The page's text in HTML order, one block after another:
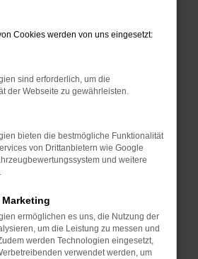
Tipps, die dir helfen
Firewall und deine
Browsererweiterungen.
wie
verhindern.
Seite in einem anderen
in einem privaten Fenster?
Cookies werden von uns eingesetzt:
sind erforderlich, um die
der Webseite zu gewährleisten.
bieten die bestmögliche Funktionalität
von Drittanbietern wie Google
und weitere
ermöglichen es uns, die Nutzung der
um die Leistung zu messen und
werden Technologien eingesetzt,
verwendet werden, um